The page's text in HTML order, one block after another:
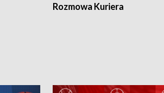
Rozmowa Kuriera